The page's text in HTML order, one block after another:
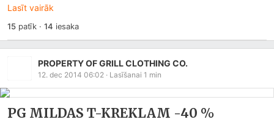
Lasīt vairāk
15patīk · 14 iesaka
PROPERTY OF GRILL CLOTHING CO.
12. dec 2014 06:02 · Lasīšanai 1 min
PG MILDAS T-KREKLAM -40 %